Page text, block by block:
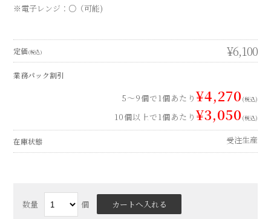
※電子レンジ：○（可能)
定価(税込) ¥6,100
業務パック割引
5～9個で1個あたり¥4,270 (税込)
10個以上で1個あたり¥3,050 (税込)
在庫状態 受注生産
数量 個